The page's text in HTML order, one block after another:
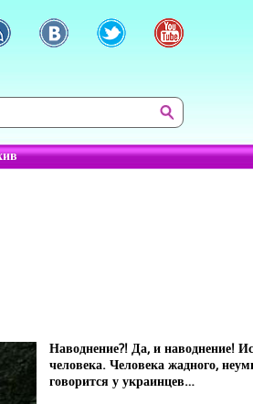
Наводнение?! Да, и наводнение!
человека. Человека жадного,
говорится у украинцев…